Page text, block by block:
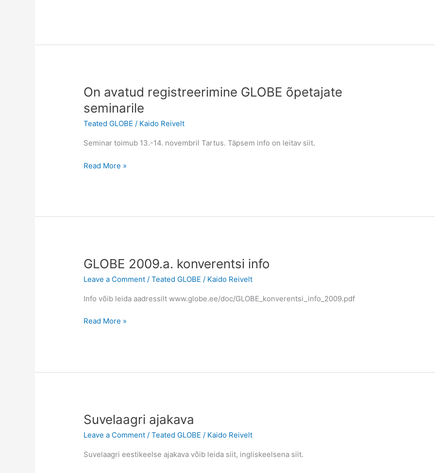
On avatud registreerimine GLOBE õpetajate
seminarile
Teated GLOBE / Kaido Reivelt
Seminar toimub 13.-14. novembril Tartus. Täpsem info on leitav siit.
On
Read More »
GLOBE 2009.a. konverentsi info
Leave a Comment /Teated GLOBE / Kaido Reivelt
Info võib leida aadressilt www.globe.ee/doc/GLOBE_konverentsi_info_2009.pdf
GLOBE
Read More »
Suvelaagri ajakava
Leave a Comment /Teated GLOBE / Kaido Reivelt
Suvelaagri eestikeelse ajakava võib leida siit, ingliskeelsena siit.